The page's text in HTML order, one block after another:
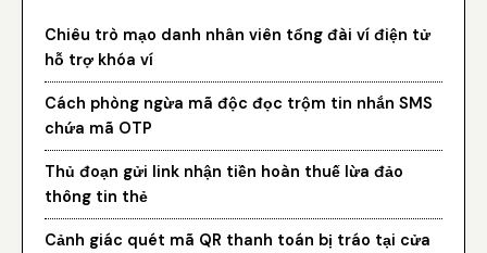
Chiêu trò mạo danh nhân viên tổng đài ví điện tử
hỗ trợ khóa ví
Cách phòng ngừa mã độc đọc trộm tin nhắn SMS
chứa mã OTP
Thủ đoạn gửi link nhận tiền hoàn thuế lừa đảo
thông tin thẻ
Cảnh giác quét mã QR thanh toán bị tráo tại cửa